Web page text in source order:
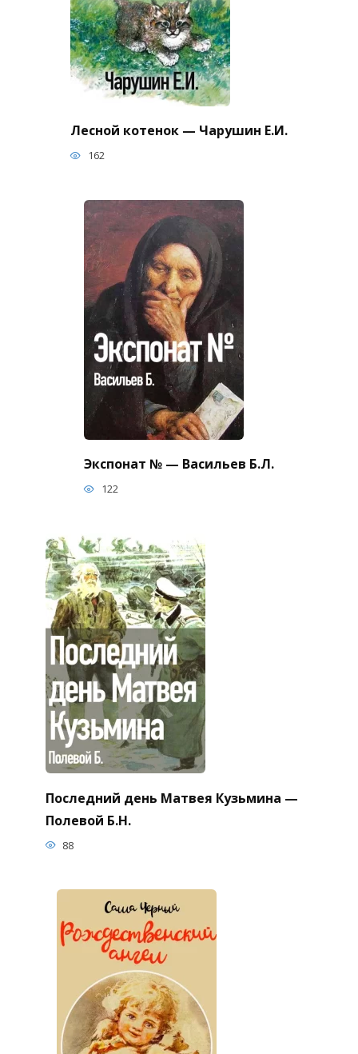
Лесной котенок — Чарушин Е.И.
162
Экспонат № — Васильев Б.Л.
122
Последний день Матвея Кузьмина —
Полевой Б.Н.
88